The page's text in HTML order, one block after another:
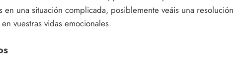
una situación complicada, posiblemente veáis una resolución
vuestras vidas emocionales.